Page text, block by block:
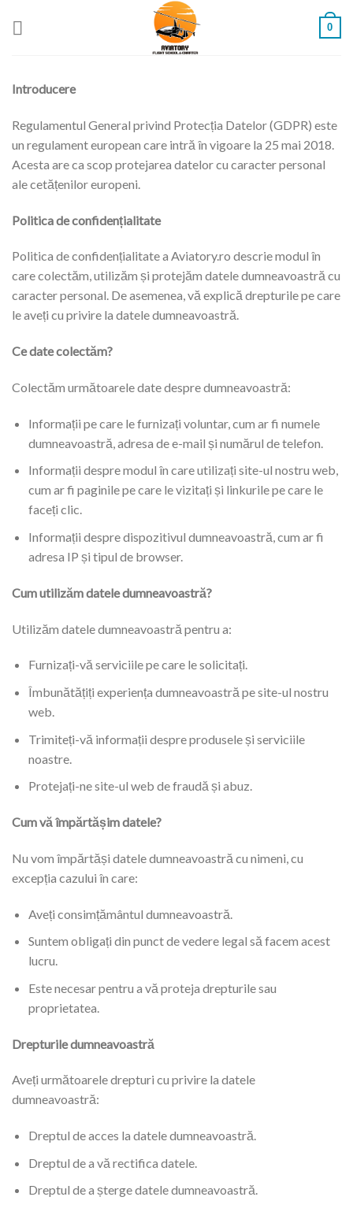
0
Introducere
Regulamentul General privind Protecția Datelor (GDPR) este
un regulament european care intră în vigoare la 25 mai 2018.
Acesta are ca scop protejarea datelor cu caracter personal
ale cetățenilor europeni.
Politica de confidențialitate
Politica de confidențialitate a Aviatory.ro descrie modul în
care colectăm, utilizăm și protejăm datele dumneavoastră cu
caracter personal. De asemenea, vă explică drepturile pe care
le aveți cu privire la datele dumneavoastră.
Ce date colectăm?
Colectăm următoarele date despre dumneavoastră:
Informații pe care le furnizați voluntar, cum ar fi numele
dumneavoastră, adresa de e-mail și numărul de telefon.
Informații despre modul în care utilizați site-ul nostru web,
cum ar fi paginile pe care le vizitați și linkurile pe care le
faceți clic.
Informații despre dispozitivul dumneavoastră, cum ar fi
adresa IP și tipul de browser.
Cum utilizăm datele dumneavoastră?
Utilizăm datele dumneavoastră pentru a:
Furnizați-vă serviciile pe care le solicitați.
Îmbunătățiți experiența dumneavoastră pe site-ul nostru
web.
Trimiteți-vă informații despre produsele și serviciile
noastre.
Protejați-ne site-ul web de fraudă și abuz.
Cum vă împărtășim datele?
Nu vom împărtăși datele dumneavoastră cu nimeni, cu
excepția cazului în care:
Aveți consimțământul dumneavoastră.
Suntem obligați din punct de vedere legal să facem acest
lucru.
Este necesar pentru a vă proteja drepturile sau
proprietatea.
Drepturile dumneavoastră
Aveți următoarele drepturi cu privire la datele
dumneavoastră:
Dreptul de acces la datele dumneavoastră.
Dreptul de a vă rectifica datele.
Dreptul de a șterge datele dumneavoastră.